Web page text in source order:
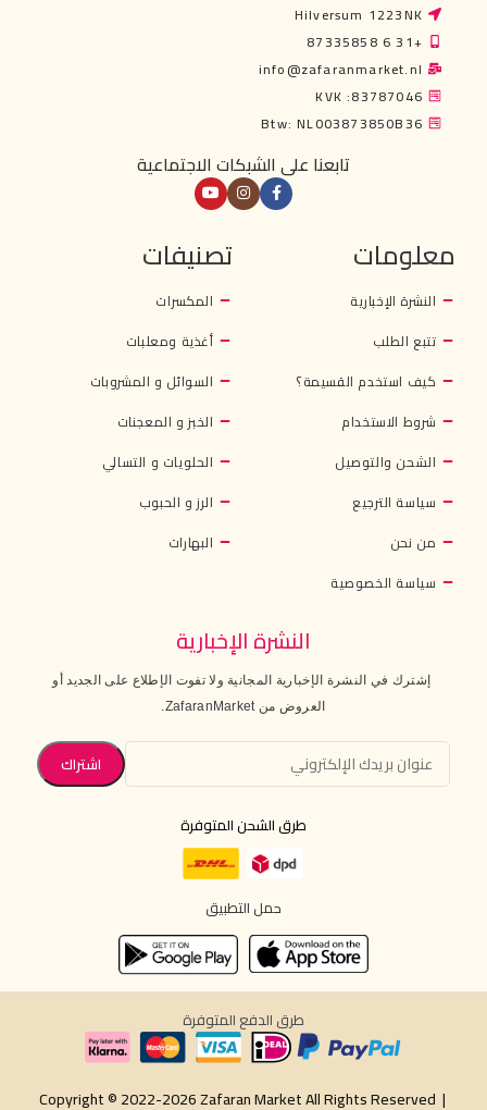
Hilversum 1223NK
+31 6 87335858
info@zafaranmarket.nl
KVK :83787046
Btw: NL003873850B36
تابعنا على الشبكات الاجتماعية
معلومات
النشرة الإخبارية
تتبع الطلب
كيف استخدم القسيمة؟
شروط الاستخدام
الشحن والتوصيل
سياسة الترجيع
من نحن
سياسة الخصوصية
تصنيفات
المكسرات
أغذية ومعلبات
السوائل و المشروبات
الخبز و المعجنات
الحلويات و التسالي
الرز و الحبوب
البهارات
النشرة الإخبارية
إشترك في النشرة الإخبارية المجانية ولا تفوت الإطلاع على الجديد أو
العروض من ZafaranMarket.
طرق الشحن المتوفرة
حمل التطبيق
طرق الدفع المتوفرة
Copyright © 2022-2026 Zafaran Market All Rights Reserved |